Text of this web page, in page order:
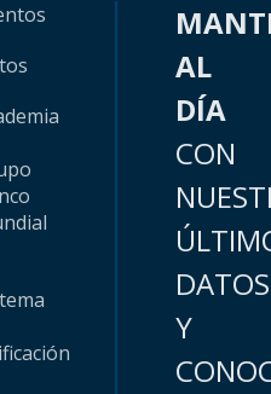
AL
DÍA
CON
DATOS
Y